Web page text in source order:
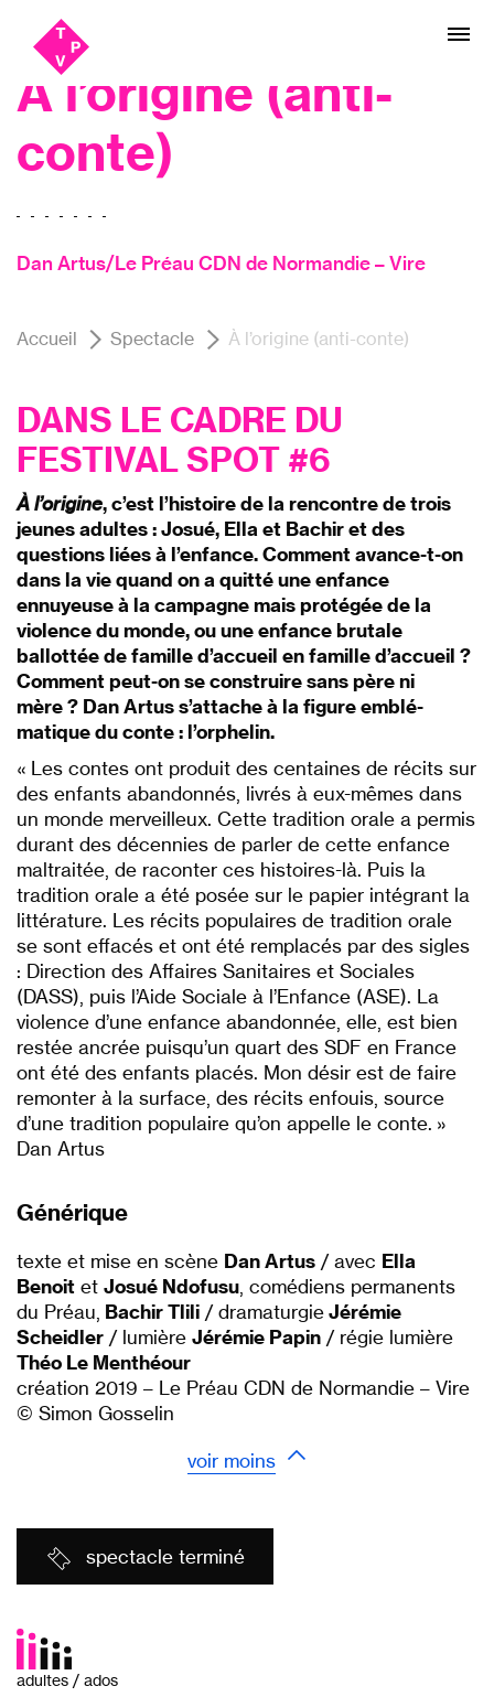
Aller
au
menu
Aller au
contenu
Festival SPOT #6, Théâtre
À l’origine (anti-
conte)
Dan Artus/Le Préau CDN de Normandie – Vire
Accueil Spectacle À l’origine (anti-conte)
DANS LE CADRE DU
FESTIVALSPOT #6
À l’origine, c’est l’histoire de la rencontre de trois
jeunes adultes : Josué, Ella et Bachir et des
questions liées à l’en­fance. Comment avance-t-on
dans la vie quand on a quitté une enfance
ennuyeuse à la cam­pagne mais protégée de la
violence du monde, ou une enfance brutale
ballottée de famille d’accueil en famille d’accueil ?
Comment peut-on se construire sans père ni
mère ? Dan Artus s’attache à la figure emblé­
matique du conte : l’orphelin.
« Les contes ont produit des centaines de récits sur
des enfants abandonnés, livrés à eux-mêmes dans
un monde merveilleux. Cette tradition orale a permis
durant des décennies de parler de cette enfance
mal­traitée, de raconter ces histoires-là. Puis la
tradition orale a été posée sur le papier intégrant la
littéra­ture. Les récits populaires de tradition orale
se sont effacés et ont été remplacés par des sigles
: Direction des Af­faires Sani­taires et Sociales
(DASS), puis l’Aide Sociale à l’Enfance (ASE). La
violence d’une enfance abandonnée, elle, est bien
restée ancrée puisqu’un quart des SDF en France
ont été des enfants placés. Mon désir est de faire
remonter à la surface, des récits enfouis, source
d’une tradition populaire qu’on appelle le conte. »
Dan Artus
Générique
texte et mise en scène Dan Artus / avec Ella
Benoit et Josué Ndofusu, comédiens permanents
du Préau, Bachir Tlili / dramaturgieJérémie
Scheidler / lumière Jérémie Papin / régie lumière
Théo Le Menthéour
création 2019 – Le Préau CDN de Normandie – Vire
© Simon Gosselin
voir moins
spectacle terminé
adultes / ados